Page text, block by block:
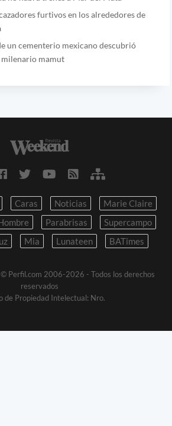
furtivos en los alrededores de
un cementerio mexicano descubrió
milenario mamut
Caras Noticias
Marie Claire
Parabrisas
Supercampo
Mia Lunateen BATimes
| © Perfil.com 2006-2026 - Todos los derechos
reservados
de Propiedad Intelectual: Nro.